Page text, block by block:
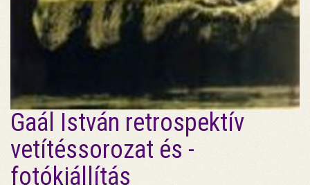
Gaál István retrospektív
vetítéssorozat és -
fotókiállítás